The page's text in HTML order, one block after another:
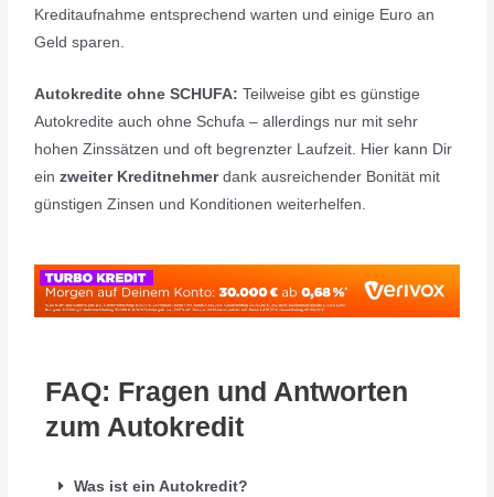
Kreditaufnahme entsprechend warten und einige Euro an
Geld sparen.
Autokredite ohne SCHUFA: Teilweise gibt es günstige
Autokredite auch ohne Schufa – allerdings nur mit sehr
hohen Zinssätzen und oft begrenzter Laufzeit. Hier kann Dir
einzweiter Kreditnehmerdank ausreichender Bonität mit
günstigen Zinsen und Konditionen weiterhelfen.
FAQ: Fragen und Antworten
zum Autokredit
Was ist ein Autokredit?